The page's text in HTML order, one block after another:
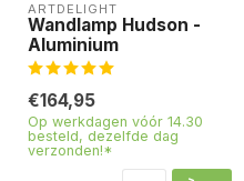
ARTDELIGHT
Wandlamp Hudson -
Aluminium
€164,95
Op werkdagen vóór 14.30
besteld, dezelfde dag
verzonden!*